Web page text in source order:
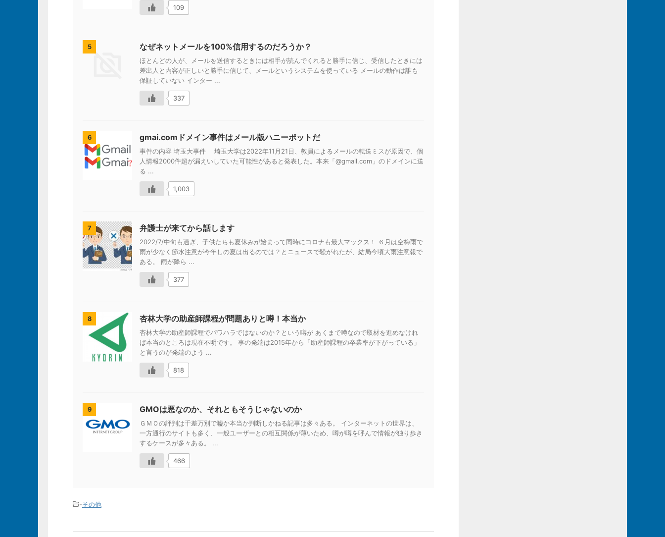
109
5 なぜネットメールを100%信用するのだろうか？
ほとんどの人が、メールを送信するときには相手が読んでくれると勝手に信じ、受信したときには
差出人と内容が正しいと勝手に信じて、メールというシステムを使っている メールの動作は誰も
保証していない インター ...
337
6 gmai.comドメイン事件はメール版ハニーポットだ
事件の内容 埼玉大事件 埼玉大学は2022年11月21日、教員によるメールの転送ミスが原因で、個
人情報2000件超が漏えいしていた可能性があると発表した。本来「@gmail.com」のドメインに送
る ...
1,003
7 弁護士が来てから話します
2022/7/中旬も過ぎ、子供たちも夏休みが始まって同時にコロナも最大マックス！ ６月は空梅雨で
雨が少なく節水注意が今年しの夏は出るのでは？とニュースで騒がれたが、結局今頃大雨注意報で
ある。 雨が降ら ...
377
8 杏林大学の助産師課程が問題ありと噂！本当か
杏林大学の助産師課程でパワハラではないのか？という噂が あくまで噂なので取材を進めなけれ
ば本当のところは現在不明です。 事の発端は2015年から「助産師課程の卒業率が下がっている」
と言うのが発端のよう ...
818
9 GMOは悪なのか、それともそうじゃないのか
ＧＭＯの評判は千差万別で嘘か本当か判断しかねる記事は多々ある。 インターネットの世界は、
一方通行のサイトも多く、一般ユーザーとの相互関係が薄いため、噂が噂を呼んで情報が独り歩き
するケースが多々ある。 ...
466
-その他